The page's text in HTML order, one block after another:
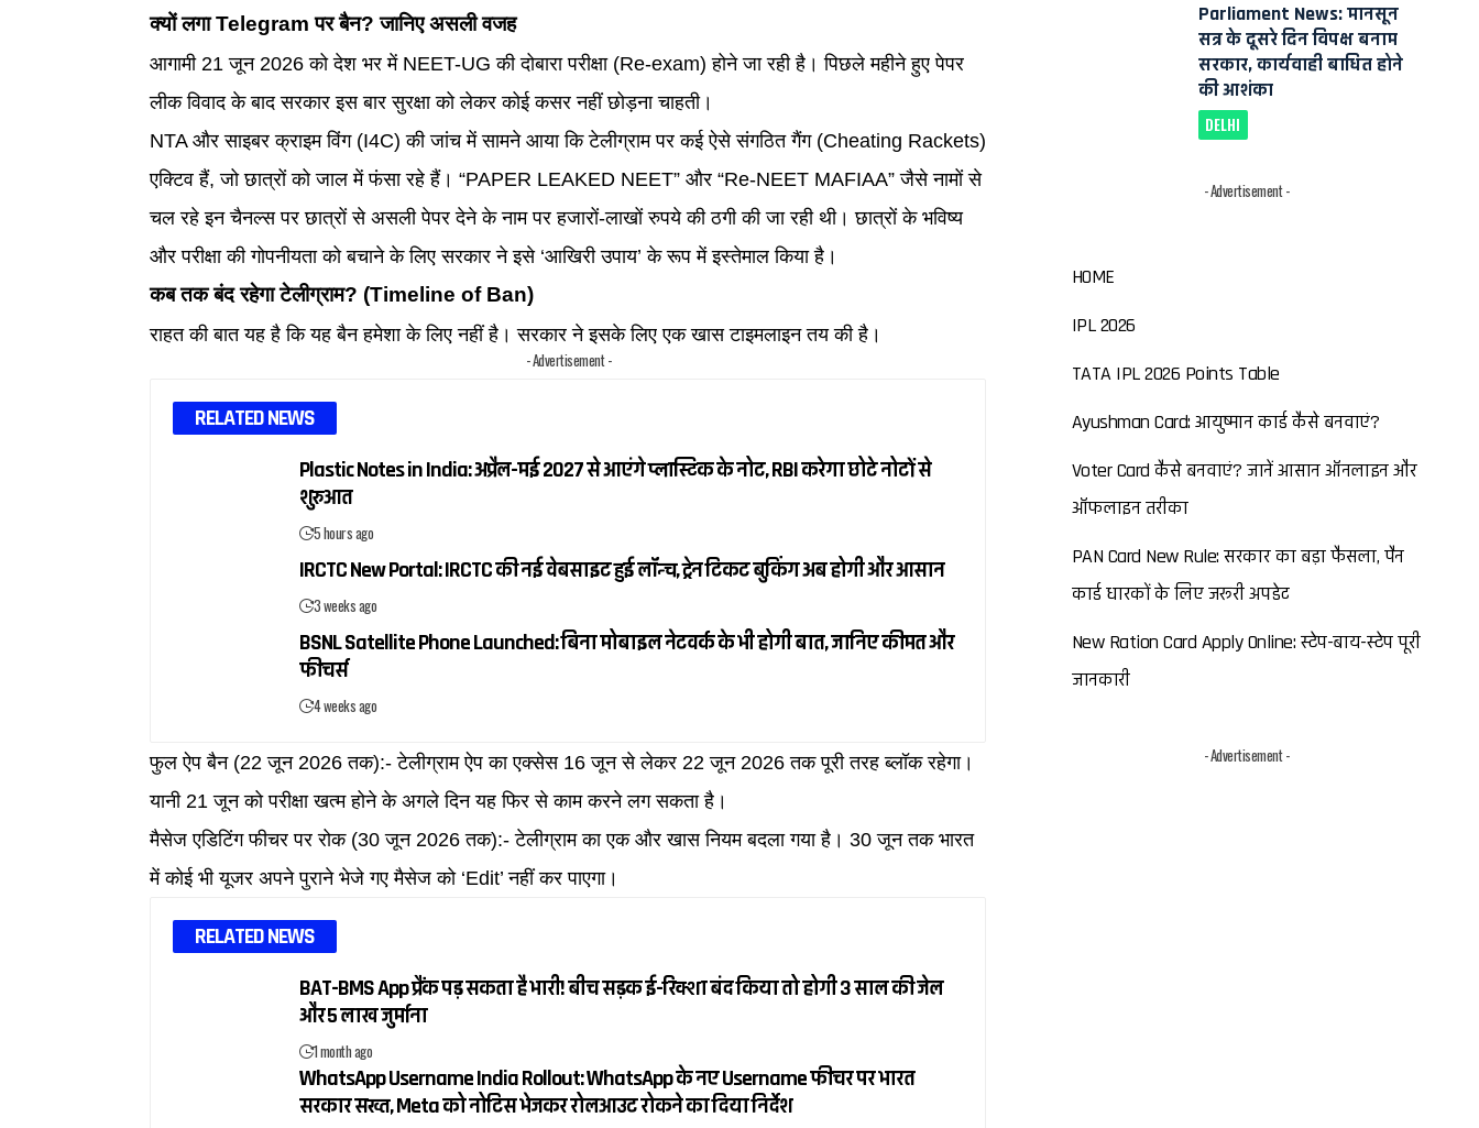
क्यों लगा Telegram पर बैन? जानिए असली वजह
आगामी 21 जून 2026 को देश भर में NEET-UG की दोबारा परीक्षा (Re-exam) होने जा रही है। पिछले महीने हुए पेपर
लीक विवाद के बाद सरकार इस बार सुरक्षा को लेकर कोई कसर नहीं छोड़ना चाहती।
NTA और साइबर क्राइम विंग (I4C) की जांच में सामने आया कि टेलीग्राम पर कई ऐसे संगठित गैंग (Cheating Rackets)
एक्टिव हैं, जो छात्रों को जाल में फंसा रहे हैं। “PAPER LEAKED NEET” और “Re-NEET MAFIAA” जैसे नामों से
चल रहे इन चैनल्स पर छात्रों से असली पेपर देने के नाम पर हजारों-लाखों रुपये की ठगी की जा रही थी। छात्रों के भविष्य
और परीक्षा की गोपनीयता को बचाने के लिए सरकार ने इसे ‘आखिरी उपाय’ के रूप में इस्तेमाल किया है।
कब तक बंद रहेगा टेलीग्राम? (Timeline of Ban)
राहत की बात यह है कि यह बैन हमेशा के लिए नहीं है। सरकार ने इसके लिए एक खास टाइमलाइन तय की है।
- Advertisement -
RELATED NEWS
Plastic Notes in India: अप्रैल-मई 2027 से आएंगे प्लास्टिक के नोट, RBI करेगा छोटे नोटों से
शुरुआत
5 hours ago
IRCTC New Portal: IRCTC की नई वेबसाइट हुई लॉन्च, ट्रेन टिकट बुकिंग अब होगी और आसान
3 weeks ago
BSNL Satellite Phone Launched: बिना मोबाइल नेटवर्क के भी होगी बात, जानिए कीमत और
फीचर्स
4 weeks ago
फुल ऐप बैन (22 जून 2026 तक):- टेलीग्राम ऐप का एक्सेस 16 जून से लेकर 22 जून 2026 तक पूरी तरह ब्लॉक रहेगा।
यानी 21 जून को परीक्षा खत्म होने के अगले दिन यह फिर से काम करने लग सकता है।
मैसेज एडिटिंग फीचर पर रोक (30 जून 2026 तक):- टेलीग्राम का एक और खास नियम बदला गया है। 30 जून तक भारत
में कोई भी यूजर अपने पुराने भेजे गए मैसेज को ‘Edit’ नहीं कर पाएगा।
RELATED NEWS
BAT-BMS App प्रैंक पड़ सकता है भारी! बीच सड़क ई-रिक्शा बंद किया तो होगी 3 साल की जेल
और ₹5 लाख जुर्माना
1 month ago
WhatsApp Username India Rollout: WhatsApp के नए Username फीचर पर भारत
सरकार सख्त, Meta को नोटिस भेजकर रोलआउट रोकने का दिया निर्देश
Parliament News: मानसून
सत्र के दूसरे दिन विपक्ष बनाम
सरकार, कार्यवाही बाधित होने
की आशंका
DELHI
- Advertisement -
HOME
IPL 2026
TATA IPL 2026 Points Table
Ayushman Card: आयुष्मान कार्ड कैसे बनवाएं?
Voter Card कैसे बनवाएं? जानें आसान ऑनलाइन और
ऑफलाइन तरीका
PAN Card New Rule: सरकार का बड़ा फैसला, पैन
कार्ड धारकों के लिए जरूरी अपडेट
New Ration Card Apply Online: स्टेप-बाय-स्टेप पूरी
जानकारी
- Advertisement -